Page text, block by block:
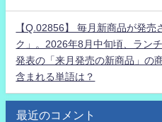
【Q.02856】 毎月新商品が発
ク」。2026年8月中旬頃、ラン
発表の「来月発売の新商品」
含まれる単語は？
最近のコメント